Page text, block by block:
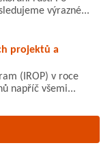
výrazné...
projektů a
(IROP) v roce
napříč všemi...